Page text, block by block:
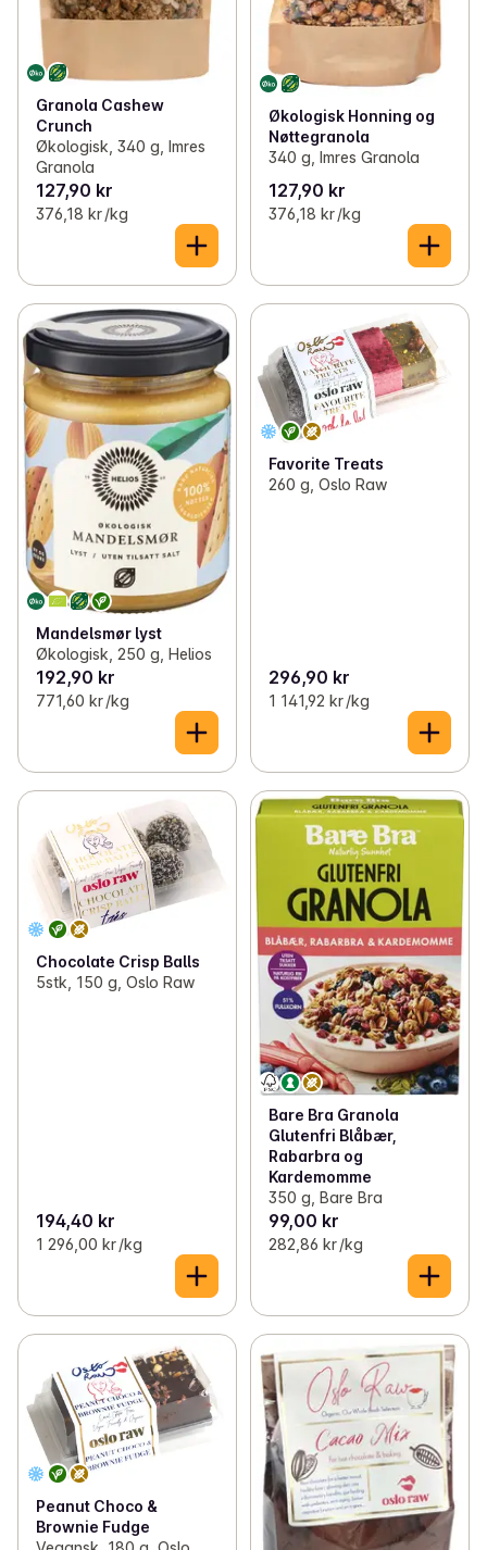
Granola Cashew
Crunch
Økologisk, 340 g, Imres
Granola
127,90 kr
376,18 kr /kg
Økologisk Honning og
Nøttegranola
340 g, Imres Granola
127,90 kr
376,18 kr /kg
Mandelsmør lyst
Økologisk, 250 g, Helios
192,90 kr
771,60 kr /kg
Favorite Treats
260 g, Oslo Raw
296,90 kr
1 141,92 kr /kg
Chocolate Crisp Balls
5stk, 150 g, Oslo Raw
194,40 kr
1 296,00 kr /kg
Bare Bra Granola
Glutenfri Blåbær,
Rabarbra og
Kardemomme
350 g, Bare Bra
99,00 kr
282,86 kr /kg
Peanut Choco &
Brownie Fudge